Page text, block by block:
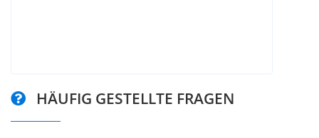
HÄUFIG GESTELLTE FRAGEN